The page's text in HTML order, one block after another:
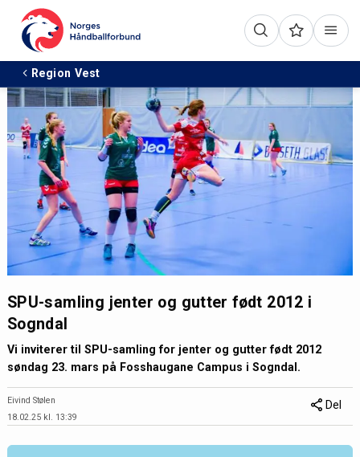
Region Vest
SPU-samling jenter og gutter født 2012 i
Sogndal
Vi inviterer til SPU-samling for jenter og gutter født 2012
søndag 23. mars på Fosshaugane Campus i Sogndal.
Eivind Stølen
18.02.25 kl. 13:39
Del